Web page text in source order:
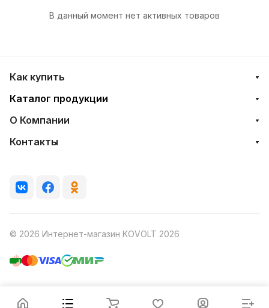
В данный момент нет активных товаров
Как купить
Каталог продукции
О Компании
Контакты
© 2026 Интернет-магазин KOVOLT 2026